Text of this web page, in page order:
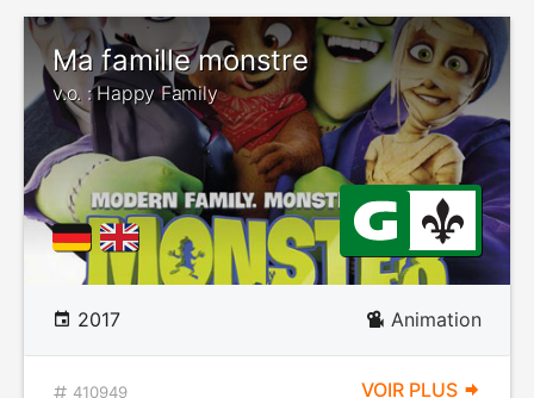
Ma famille monstre
v.o. : Happy Family
2017 Animation
410949 VOIR PLUS